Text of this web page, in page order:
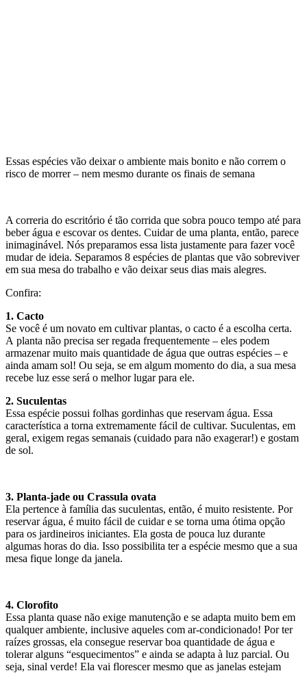
Essas espécies vão deixar o ambiente mais bonito e não correm o
risco de morrer – nem mesmo durante os finais de semana
A correria do escritório é tão corrida que sobra pouco tempo até para
beber água e escovar os dentes. Cuidar de uma planta, então, parece
inimaginável. Nós preparamos essa lista justamente para fazer você
mudar de ideia. Separamos 8 espécies de plantas que vão sobreviver
em sua mesa do trabalho e vão deixar seus dias mais alegres.
Confira:
1. Cacto
Se você é um novato em cultivar plantas, o cacto é a escolha certa.
A planta não precisa ser regada frequentemente – eles podem
armazenar muito mais quantidade de água que outras espécies – e
ainda amam sol! Ou seja, se em algum momento do dia, a sua mesa
recebe luz esse será o melhor lugar para ele.
2. Suculentas
Essa espécie possui folhas gordinhas que reservam água. Essa
característica a torna extremamente fácil de cultivar. Suculentas, em
geral, exigem regas semanais (cuidado para não exagerar!) e gostam
de sol.
3. Planta-jade ou Crassula ovata
Ela pertence à família das suculentas, então, é muito resistente. Por
reservar água, é muito fácil de cuidar e se torna uma ótima opção
para os jardineiros iniciantes. Ela gosta de pouca luz durante
algumas horas do dia. Isso possibilita ter a espécie mesmo que a sua
mesa fique longe da janela.
4. Clorofito
Essa planta quase não exige manutenção e se adapta muito bem em
qualquer ambiente, inclusive aqueles com ar-condicionado! Por ter
raízes grossas, ela consegue reservar boa quantidade de água e
tolerar alguns “esquecimentos” e ainda se adapta à luz parcial. Ou
seja, sinal verde! Ela vai florescer mesmo que as janelas estejam